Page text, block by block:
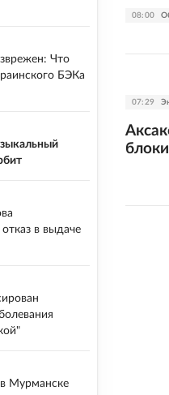
08:00
07:29
Что
БЭКа
в выдаче
Мурманске